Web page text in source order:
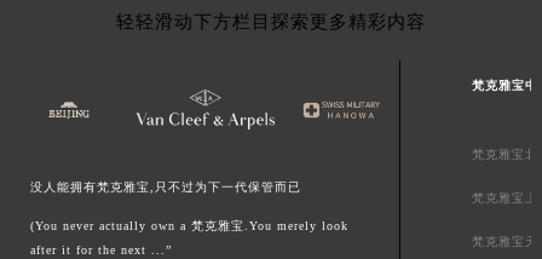
轻轻滑动下方栏目探索更多精彩内容
没人能拥有梵克雅宝,只不过为下一代保管而已
(You never actually own a 梵克雅宝.You merely look
after it for the next ...”
梵克雅宝中
梵克雅宝北
梵克雅宝上
梵克雅宝天